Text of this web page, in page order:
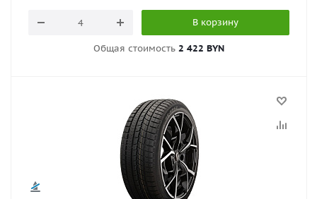
В корзину
Общая стоимость 2 422 BYN